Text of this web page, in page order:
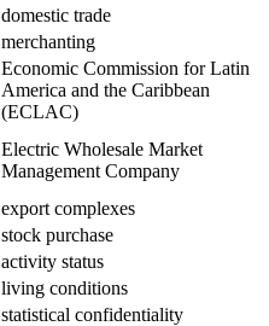
domestic trade
merchanting
Economic Commission for Latin
America and the Caribbean
(ECLAC)
Electric Wholesale Market
Management Company
export complexes
stock purchase
activity status
living conditions
statistical confidentiality